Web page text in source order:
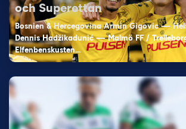
och Superettan
Bosnien & Hercegovina Armin Gigovic —
Dennis Hadžikadunić — Malmö FF /
Elfenbenskusten…